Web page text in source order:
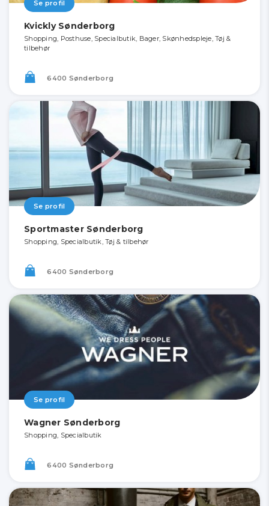
Se profil
Kvickly Sønderborg
Shopping, Posthuse, Specialbutik, Bager, Skønhedspleje, Tøj &
tilbehør
6400 Sønderborg
Se profil
Sportmaster Sønderborg
Shopping, Specialbutik, Tøj & tilbehør
6400 Sønderborg
Se profil
Wagner Sønderborg
Shopping, Specialbutik
6400 Sønderborg